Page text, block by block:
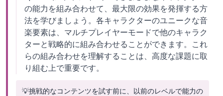
の能力を組み合わせて、最大限の効果を発揮する方
法を学びましょう。各キャラクターのユニークな音
楽要素は、マルチプレイヤーモードで他のキャラク
ターと戦略的に組み合わせることができます。これ
らの組み合わせを理解することは、高度な課題に取
り組む上で重要です。
💡挑戦的なコンテンツを試す前に、以前のレベルで能力の